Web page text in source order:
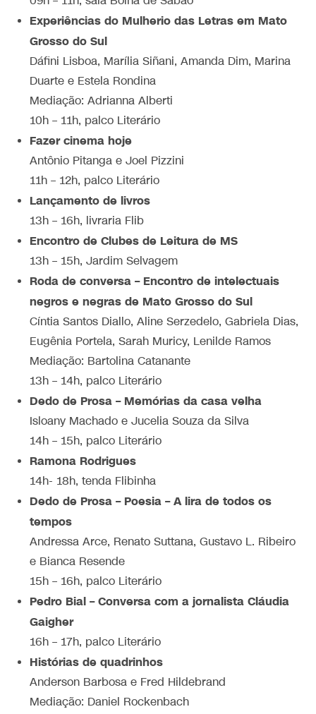
Experiências do Mulherio das Letras em Mato
Grosso do Sul
Dáfini Lisboa, Marília Siñani, Amanda Dim, Marina
Duarte e Estela Rondina
Mediação: Adrianna Alberti
10h – 11h, palco Literário
Fazer cinema hoje
Antônio Pitanga e Joel Pizzini
11h – 12h, palco Literário
Lançamento de livros
13h – 16h, livraria Flib
Encontro de Clubes de Leitura de MS
13h – 15h, Jardim Selvagem
Roda de conversa – Encontro de intelectuais
negros e negras de Mato Grosso do Sul
Cíntia Santos Diallo, Aline Serzedelo, Gabriela Dias,
Eugênia Portela, Sarah Muricy, Lenilde Ramos
Mediação: Bartolina Catanante
13h – 14h, palco Literário
Dedo de Prosa – Memórias da casa velha
Isloany Machado e Jucelia Souza da Silva
14h – 15h, palco Literário
Ramona Rodrigues
14h- 18h, tenda Flibinha
Dedo de Prosa – Poesia – A lira de todos os
tempos
Andressa Arce, Renato Suttana, Gustavo L. Ribeiro
e Bianca Resende
15h – 16h, palco Literário
Pedro Bial – Conversa com a jornalista Cláudia
Gaigher
16h – 17h, palco Literário
Histórias de quadrinhos
Anderson Barbosa e Fred Hildebrand
Mediação: Daniel Rockenbach